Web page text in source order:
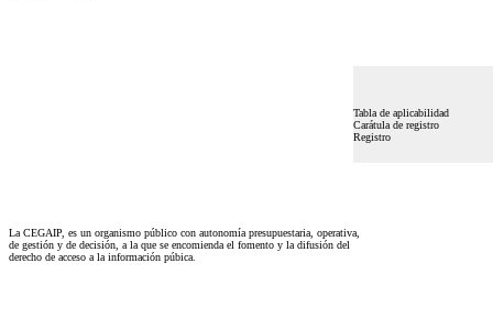
Tabla de aplicabilidad
Carátula de registro
Registro
La CEGAIP, es un organismo público con autonomía presupuestaria, operativa,
de gestión y de decisión, a la que se encomienda el fomento y la difusión del
derecho de acceso a la información púbica.